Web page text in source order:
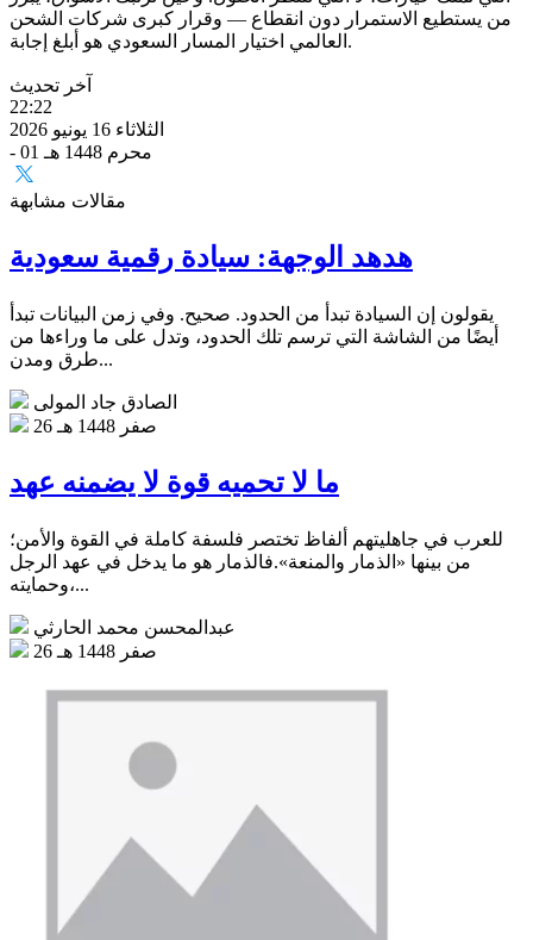
من يستطيع الاستمرار دون انقطاع — وقرار كبرى شركات الشحن
العالمي اختيار المسار السعودي هو أبلغ إجابة.
آخر تحديث
22:22
الثلاثاء 16 يونيو 2026
- 01 محرم 1448 هـ
مقالات مشابهة
هدهد الوجهة: سيادة رقمية سعودية
يقولون إن السيادة تبدأ من الحدود. صحيح. وفي زمن البيانات تبدأ
أيضًا من الشاشة التي ترسم تلك الحدود، وتدل على ما وراءها من
طرق ومدن...
الصادق جاد المولى
26 صفر 1448 هـ
ما لا تحميه قوة لا يضمنه عهد
للعرب في جاهليتهم ألفاظ تختصر فلسفة كاملة في القوة والأمن؛
من بينها «الذمار والمنعة».فالذمار هو ما يدخل في عهد الرجل
وحمايته،...
عبدالمحسن محمد الحارثي
26 صفر 1448 هـ